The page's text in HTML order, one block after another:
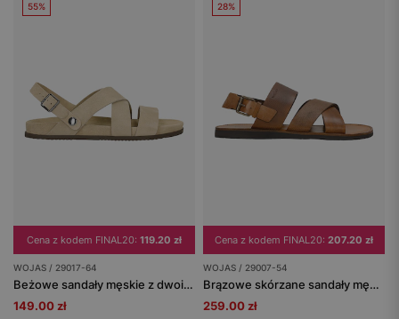
55%
Cena z kodem FINAL20: 119.20 zł
WOJAS / 29017-64
Beżowe sandały męskie z dwoiny
149.00 zł
28%
Cena z kodem FINAL20: 207.20 zł
WOJAS / 29007-54
Brązowe skórzane sandały męskie
259.00 zł